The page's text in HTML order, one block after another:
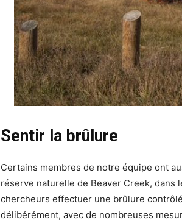
Sentir la brûlure
Certains membres de notre équipe ont
réserve naturelle de Beaver Creek, dans
chercheurs effectuer une brûlure
délibérément, avec de nombreuses